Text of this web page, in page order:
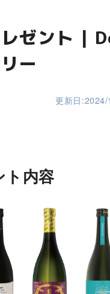
ゼント |
ー
更新日
ト内容